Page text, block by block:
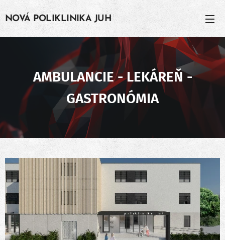
NOVÁ POLIKLINIKA JUH
AMBULANCIE - LEKÁREŇ -
GASTRONÓMIA